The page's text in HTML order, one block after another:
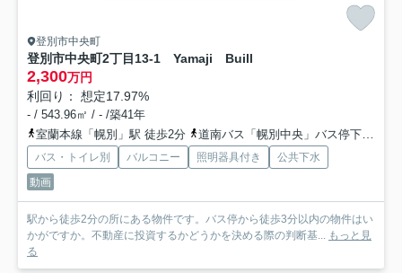
登別市中央町
登別市中央町2丁目13-1 Yamaji Buill
2,300万円
利回り： 想定17.97%
- / 543.96㎡ / - /築41年
室蘭本線「幌別」駅 徒歩2分
道南バス「幌別中央」バス停下車 徒歩3分
バス・トイレ別 バルコニー 照明器具付き
公共下水
動画
駅から徒歩2分の所にある物件です。バス停から徒歩3分以内の物件はい
かがですか。不動産に投資するかどうかを決める際の判断基... もっと見
る